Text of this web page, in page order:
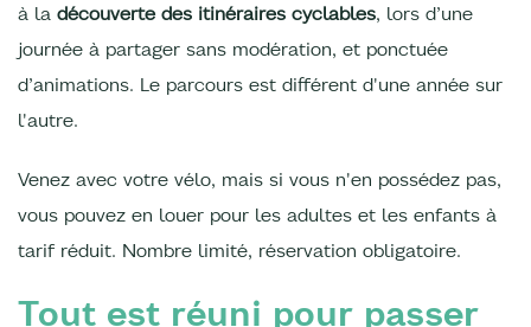
à la découverte des itinéraires cyclables, lors d’une
journée à partager sans modération, et ponctuée
d’animations. Le parcours est différent d'une année sur
l'autre.
Venez avec votre vélo, mais si vous n'en possédez pas,
vous pouvez en louer pour les adultes et les enfants à
tarif réduit. Nombre limité, réservation obligatoire.
Tout est réuni pour passer